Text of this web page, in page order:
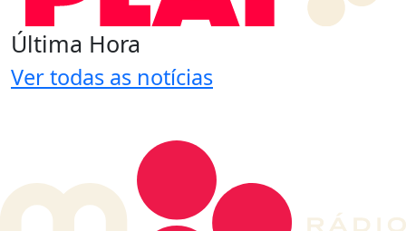
Última Hora
Ver todas as notícias